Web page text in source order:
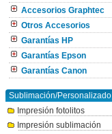
Accesorios Graphtec
Otros Accesorios
Garantías HP
Garantías Epson
Garantías Canon
Sublimación/Personalizado
Impresión fotolitos
Impresión sublimación